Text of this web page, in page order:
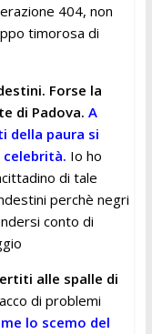
404, non
timorosa di
Forse la
di Padova. A
della paura si
celebrità. Io ho
di tale
perchè negri
conto di
alle spalle di
di problemi
lo scemo del